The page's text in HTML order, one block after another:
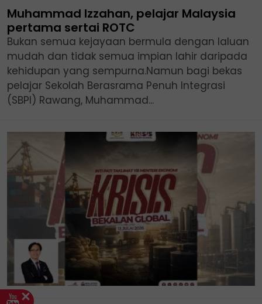
Muhammad Izzahan, pelajar Malaysia
pertama sertai ROTC
Bukan semua kejayaan bermula dengan laluan
mudah dan tidak semua impian lahir daripada
kehidupan yang sempurna.Namun bagi bekas
pelajar Sekolah Berasrama Penuh Integrasi
(SBPI) Rawang, Muhammad...